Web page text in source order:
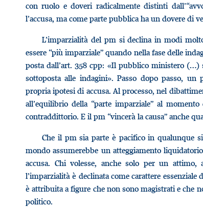
con ruolo e doveri radicalmente distinti
l’accusa, ma come parte pubblica ha un dovere di
L’imparzialità del pm si declina in modi
essere “più imparziale” quando nella fase delle
posta dall’art. 358 cpp: «Il pubblico ministero (…)
sottoposta alle indagini». Passo dopo passo,
propria ipotesi di accusa. Al processo, nel
all’equilibrio della “parte imparziale” al
contraddittorio. E il pm “vincerà la causa” anche
Che il pm sia parte è pacifico in qualunque
mondo assumerebbe un atteggiamento
accusa. Chi volesse, anche solo per un
l’imparzialità è declinata come carattere
è attribuita a figure che non sono magistrati e che
politico.